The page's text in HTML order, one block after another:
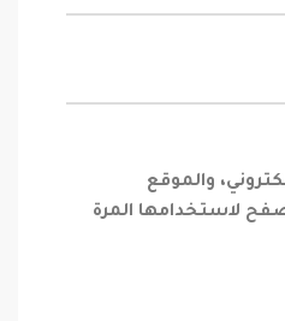
والموقع
لاستخدامها المرة